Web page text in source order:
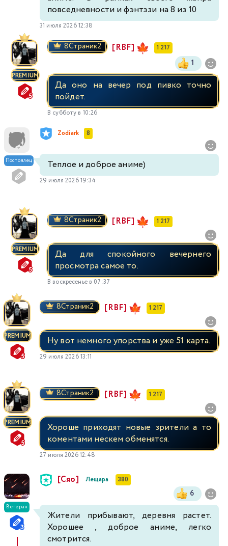
повседневности и фэнтэзи на 8 из 10
31 июля 2026 12:38
PREMIUM
8Страник2 [RBF] 1 217
1
Да оно на вечер под пивко точно
пойдет.
В субботу в 10:26
Постоялец
Zodiark 8
Теплое и доброе аниме)
29 июля 2026 19:34
PREMIUM
8Страник2 [RBF] 1 217
Да для спокойного вечернего
просмотра самое то.
В воскресенье в 07:37
PREMIUM
8Страник2 [RBF] 1 217
Ну вот немного упорства и уже 51 карта.
29 июля 2026 13:11
PREMIUM
8Страник2 [RBF] 1 217
Хороше приходят новые зрители а то
коментами нескем обменятся.
27 июля 2026 12:48
Ветеран
[Сяо] Лещара 380
6
Жители прибывают, деревня растет.
Хорошее , доброе аниме, легко
смотрится.